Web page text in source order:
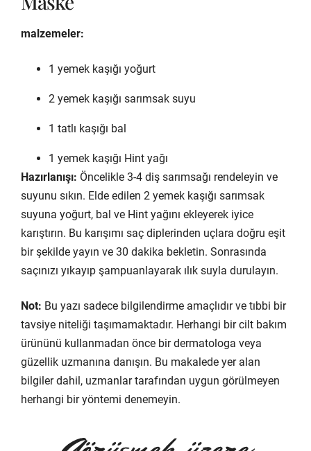
malzemeler:
1 yemek kaşığı yoğurt
2 yemek kaşığı sarımsak suyu
1 tatlı kaşığı bal
1 yemek kaşığı Hint yağı
Hazırlanışı: Öncelikle 3-4 diş sarımsağı rendeleyin ve
suyunu sıkın. Elde edilen 2 yemek kaşığı sarımsak
suyuna yoğurt, bal ve Hint yağını ekleyerek iyice
karıştırın. Bu karışımı saç diplerinden uçlara doğru eşit
bir şekilde yayın ve 30 dakika bekletin. Sonrasında
saçınızı yıkayıp şampuanlayarak ılık suyla durulayın.
Not: Bu yazı sadece bilgilendirme amaçlıdır ve tıbbi bir
tavsiye niteliği taşımamaktadır. Herhangi bir cilt bakım
ürününü kullanmadan önce bir dermatologa veya
güzellik uzmanına danışın. Bu makalede yer alan
bilgiler dahil, uzmanlar tarafından uygun görülmeyen
herhangi bir yöntemi denemeyin.